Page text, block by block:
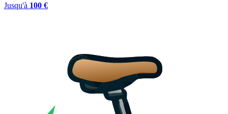
Jusqu'à 100 €